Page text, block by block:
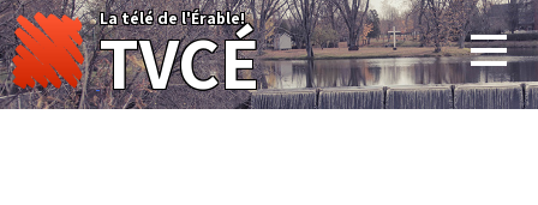
Skip
to
content
La télé de l'Érable!
TVCÉ